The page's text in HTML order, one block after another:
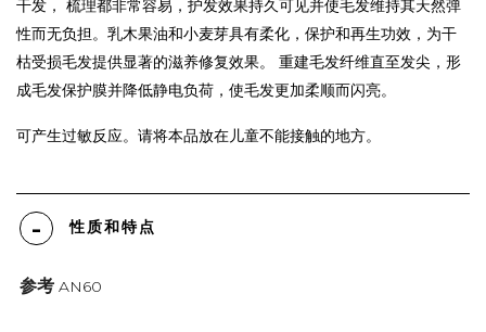
干发， 梳理都非常容易，护发效果持久可见并使毛发维持其天然弹
性而无负担。乳木果油和小麦芽具有柔化，保护和再生功效，为干
枯受损毛发提供显著的滋养修复效果。 重建毛发纤维直至发尖，形
成毛发保护膜并降低静电负荷，使毛发更加柔顺而闪亮。
可产生过敏反应。请将本品放在儿童不能接触的地方。
性质和特点
参考 AN60